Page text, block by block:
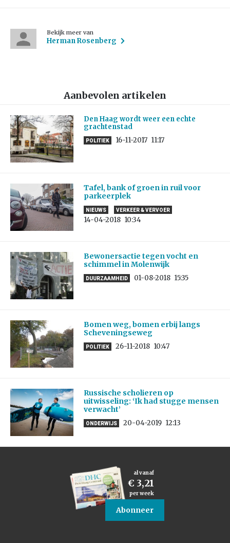
Bekijk meer van
Herman Rosenberg
Aanbevolen artikelen
Den Haag wordt weer een echte
grachtenstad
POLITIEK 16-11-2017 11:17
Tafel, bank of groen in ruil voor
parkeerplek
NIEUWS VERKEER & VERVOER
14-04-2018 10:34
Bewonersactie tegen vocht en
schimmel in Molenwijk
DUURZAAMHEID 01-08-2018 15:35
Bomen weg, bomen erbij langs
Scheveningseweg
POLITIEK 26-11-2018 10:47
Russische scholieren op
uitwisseling: ‘Ik had stugge mensen
verwacht’
ONDERWIJS 20-04-2019 12:13
al vanaf
€ 3,21
per week
Abonneer